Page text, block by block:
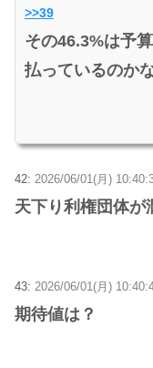
>>39
その46.3%は予
払っているのか
42: 2026/06/01(月)
天下り利権団体が
43: 2026/06/01(月)
期待値は？